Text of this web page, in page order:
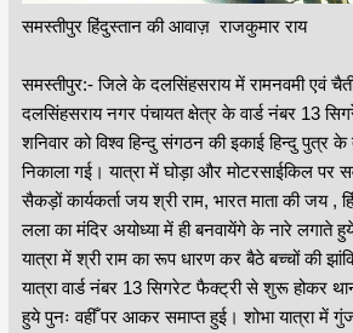
समस्तीपुर हिंदुस्तान की आवाज़ राजकुमार राय
समस्तीपुर:- जिले के दलसिंहसराय में रामनवमी एवं
दलसिंहसराय नगर पंचायत क्षेत्र के वार्ड नंबर 13
शनिवार को विश्व हिन्दु संगठन की इकाई हिन्दु पुत्र
निकाला गई। यात्रा में घोड़ा और मोटरसाईकिल पर
सैकड़ों कार्यकर्ता जय श्री राम, भारत माता की जय ,
लला का मंदिर अयोध्या में ही बनवायेंगे के नारे लगाते
यात्रा में श्री राम का रूप धारण कर बैठे बच्चों की
यात्रा वार्ड नंबर 13 सिगरेट फैक्ट्री से शुरू होकर
हुये पुनः वहीँ पर आकर समाप्त हुई। शोभा यात्रा में